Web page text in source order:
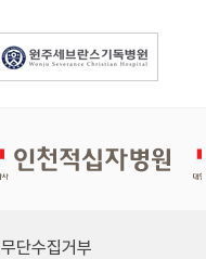
십자병원
단수집거부